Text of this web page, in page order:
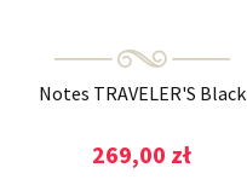
Notes TRAVELER'S Black
269,00 zł